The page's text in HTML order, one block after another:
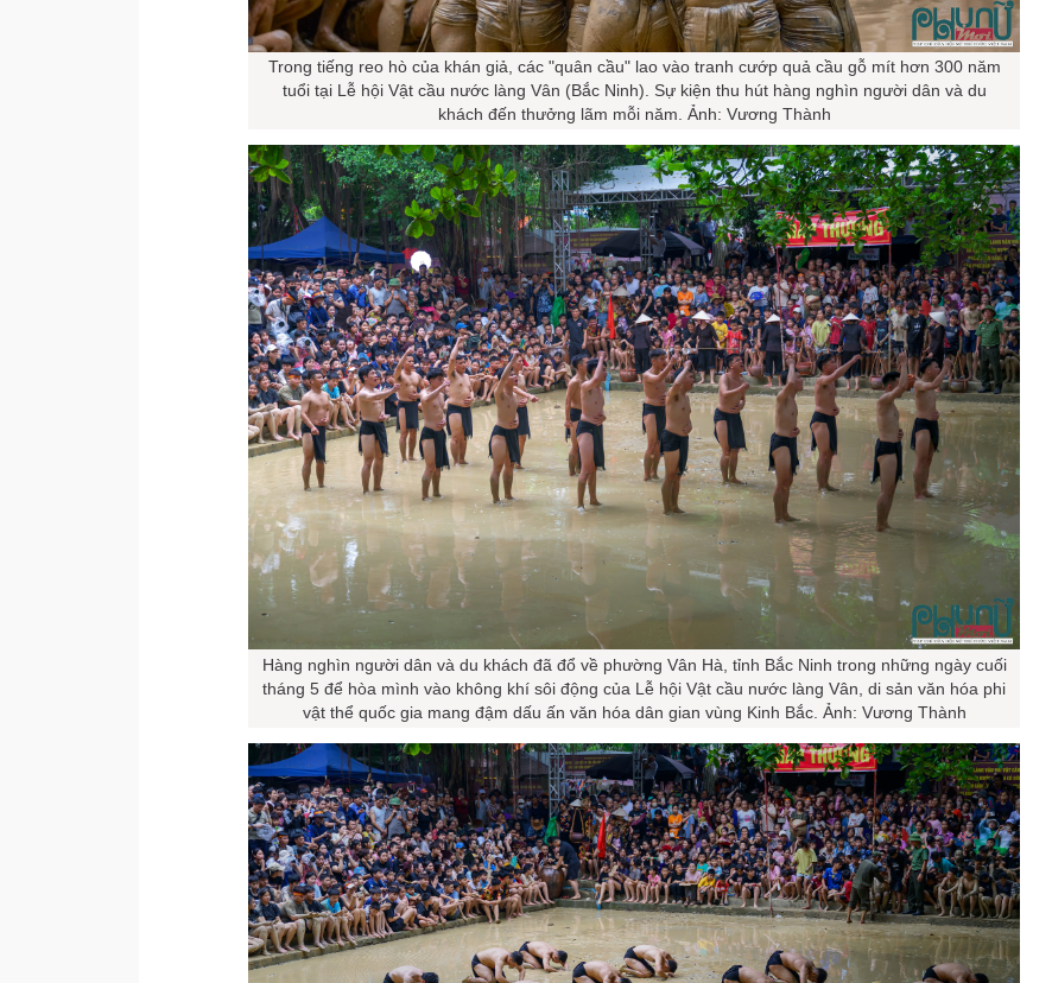
Trong tiếng reo hò của khán giả, các "quân cầu" lao vào tranh cướp quả cầu gỗ mít hơn 300 năm
tuổi tại Lễ hội Vật cầu nước làng Vân (Bắc Ninh). Sự kiện thu hút hàng nghìn người dân và du
khách đến thưởng lãm mỗi năm. Ảnh: Vương Thành
Hàng nghìn người dân và du khách đã đổ về phường Vân Hà, tỉnh Bắc Ninh trong những ngày cuối
tháng 5 để hòa mình vào không khí sôi động của Lễ hội Vật cầu nước làng Vân, di sản văn hóa phi
vật thể quốc gia mang đậm dấu ấn văn hóa dân gian vùng Kinh Bắc. Ảnh: Vương Thành